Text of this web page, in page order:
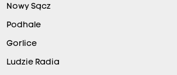
Nowy Sącz
Podhale
Gorlice
Ludzie Radia